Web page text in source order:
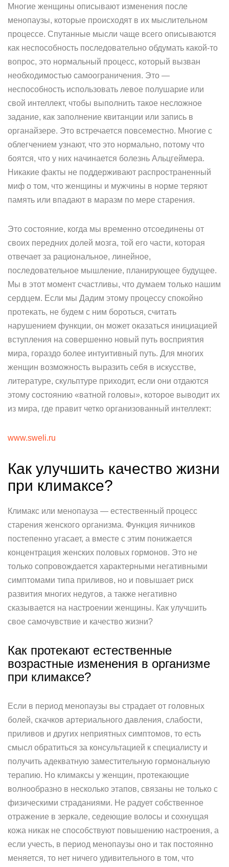
Многие женщины описывают изменения после
менопаузы, которые происходят в их мыслительном
процессе. Спутанные мысли чаще всего описываются
как неспособность последовательно обдумать какой-то
вопрос, это нормальный процесс, который вызван
необходимостью самоограничения. Это —
неспособность использовать левое полушарие или
свой интеллект, чтобы выполнить такое несложное
задание, как заполнение квитанции или запись в
органайзере. Это встречается повсеместно. Многие с
облегчением узнают, что это нормально, потому что
боятся, что у них начинается болезнь Альцгеймера.
Никакие факты не поддерживают распространенный
миф о том, что женщины и мужчины в норме теряют
память или впадают в маразм по мере старения.
Это состояние, когда мы временно отсоединены от
своих передних долей мозга, той его части, которая
отвечает за рациональное, линейное,
последовательное мышление, планирующее будущее.
Мы в этот момент счастливы, что думаем только нашим
сердцем. Если мы Дадим этому процессу спокойно
протекать, не будем с ним бороться, считать
нарушением функции, он может оказаться инициацией
вступления на совершенно новый путь восприятия
мира, гораздо более интуитивный путь. Для многих
женщин возможность выразить себя в искусстве,
литературе, скульптуре приходит, если они отдаются
этому состоянию «ватной головы», которое выводит их
из мира, где правит четко организованный интеллект:
www.sweli.ru
Как улучшить качество жизни
при климаксе?
Климакс или менопауза — естественный процесс
старения женского организма. Функция яичников
постепенно угасает, а вместе с этим понижается
концентрация женских половых гормонов. Это не
только сопровождается характерными негативными
симптомами типа приливов, но и повышает риск
развития многих недугов, а также негативно
сказывается на настроении женщины. Как улучшить
свое самочувствие и качество жизни?
Как протекают естественные
возрастные изменения в организме
при климаксе?
Если в период менопаузы вы страдает от головных
болей, скачков артериального давления, слабости,
приливов и других неприятных симптомов, то есть
смысл обратиться за консультацией к специалисту и
получить адекватную заместительную гормональную
терапию. Но климаксы у женщин, протекающие
волнообразно в несколько этапов, связаны не только с
физическими страданиями. Не радует собственное
отражение в зеркале, седеющие волосы и сохнущая
кожа никак не способствуют повышению настроения, а
если учесть, в период менопаузы оно и так постоянно
меняется, то нет ничего удивительного в том, что